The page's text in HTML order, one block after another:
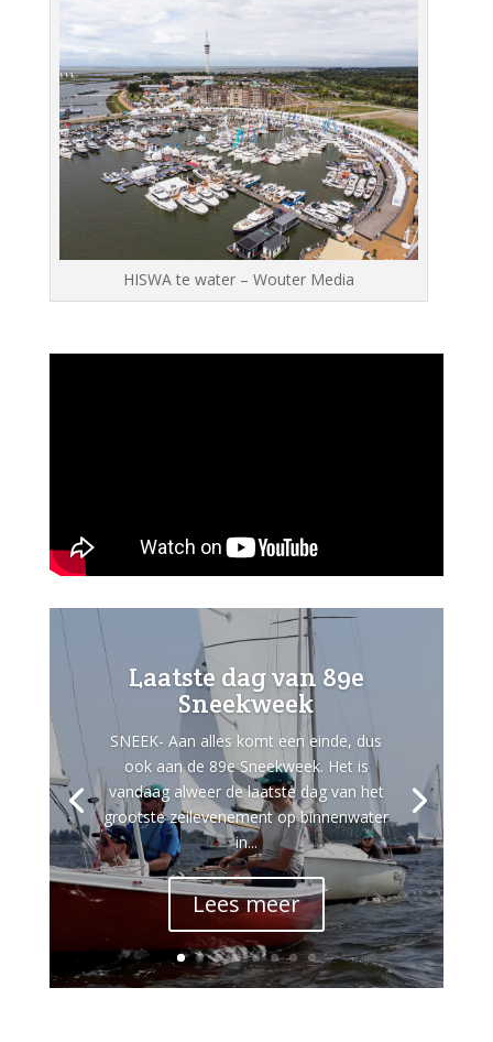
HISWA te water – Wouter Media
Laatste dag van 89e
Sneekweek
SNEEK- Aan alles komt een einde, dus
ook aan de 89e Sneekweek. Het is
vandaag alweer de laatste dag van het
grootste zeilevenement op binnenwater
in...
Lees meer